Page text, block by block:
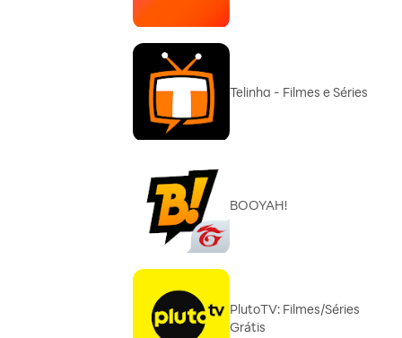
Telinha - Filmes e Séries
BOOYAH!
PlutoTV: Filmes/Séries
Grátis